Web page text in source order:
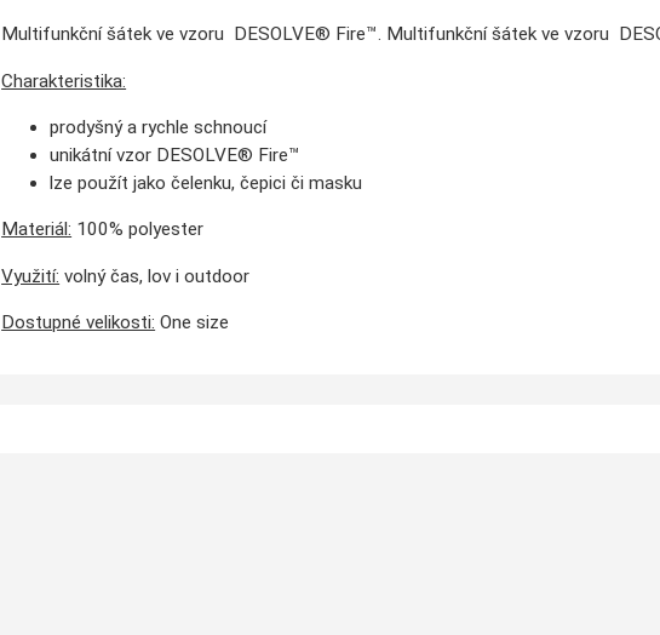
Multifunkční šátek ve vzoru DESOLVE® Fire™. Multifunkční šátek ve vzoru
Charakteristika:
prodyšný a rychle schnoucí
unikátní vzor DESOLVE® Fire™
lze použít jako čelenku, čepici či masku
Materiál: 100% polyester
Využití: volný čas, lov i outdoor
Dostupné velikosti: One size